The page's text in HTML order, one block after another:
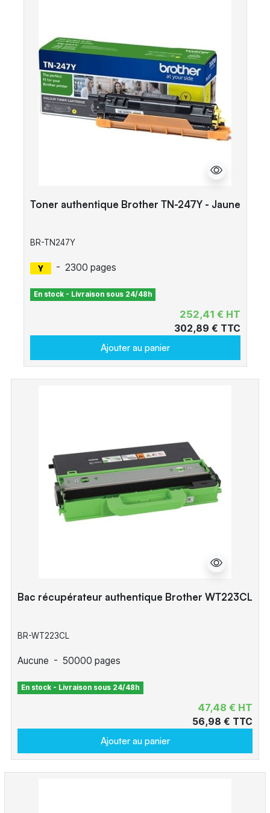
Toner authentique Brother TN-247Y - Jaune
BR-TN247Y
- 2300 pages
En stock - Livraison sous 24/48h
252,41 € HT
302,89 € TTC
Ajouter au panier
Bac récupérateur authentique Brother WT223CL
BR-WT223CL
Aucune - 50000 pages
En stock - Livraison sous 24/48h
47,48 € HT
56,98 € TTC
Ajouter au panier